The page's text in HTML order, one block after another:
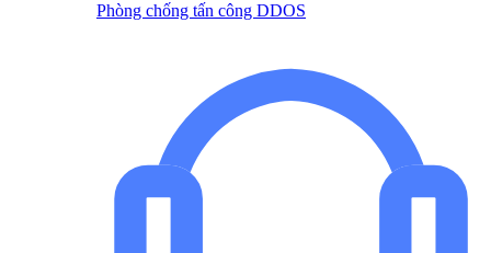
Phòng chống tấn công DDOS